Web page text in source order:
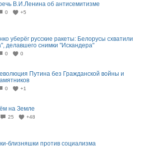
В.И.Ленина об антисемитизме
0 +5
уберёг русские ракеты: Белорусы схватили
делавшего снимки "Искандера"
0 0
Путина без Гражданской войны и
0 +1
на Земле
25 +48
близняшки против социализма